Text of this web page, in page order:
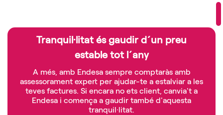
Tranquil·litat és gaudir d´un preu
estable tot l´any
A més, amb Endesa sempre comptaràs amb
assessorament expert per ajudar-te a estalviar a les
teves factures. Si encara no ets client, canvia't a
Endesa i comença a gaudir també d'aquesta
tranquil·litat.